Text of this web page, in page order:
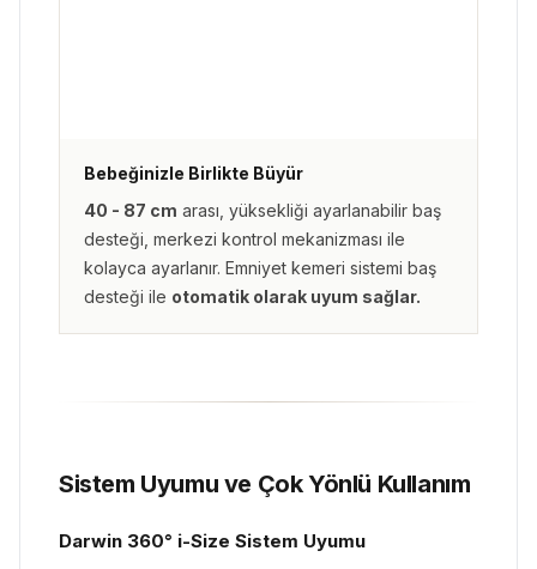
Bebeğinizle Birlikte Büyür
40 - 87 cm arası, yüksekliği ayarlanabilir baş
desteği, merkezi kontrol mekanizması ile
kolayca ayarlanır. Emniyet kemeri sistemi baş
desteği ile otomatik olarak uyum sağlar.
Sistem Uyumu ve Çok Yönlü Kullanım
Darwin 360° i-Size Sistem Uyumu